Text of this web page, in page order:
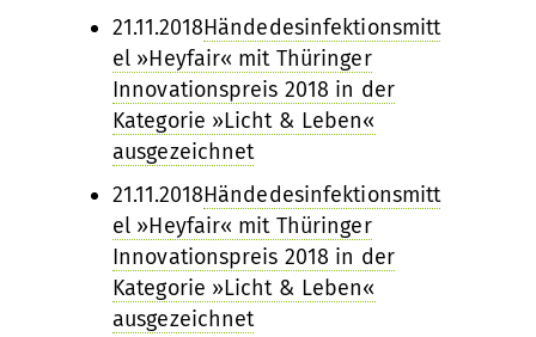
21.11.2018Händedesinfektionsmitt
el »Heyfair« mit Thüringer
Innovationspreis 2018 in der
Kategorie »Licht & Leben«
ausgezeichnet
21.11.2018Händedesinfektionsmitt
el »Heyfair« mit Thüringer
Innovationspreis 2018 in der
Kategorie »Licht & Leben«
ausgezeichnet